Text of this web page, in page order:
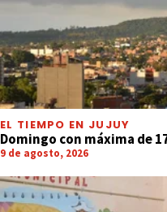
EL TIEMPO EN JUJUY
Domingo con máxima de
9 de agosto, 2026